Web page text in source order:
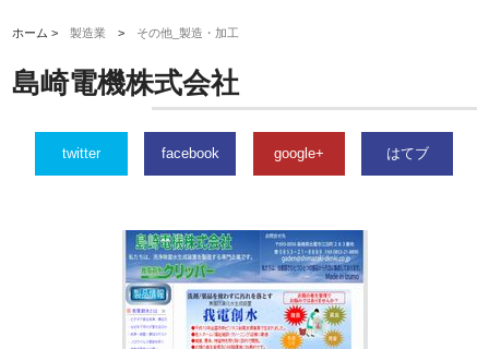
ホーム >製造業 > その他_製造・加工
島崎電機株式会社
twitter facebook google+ はてブ